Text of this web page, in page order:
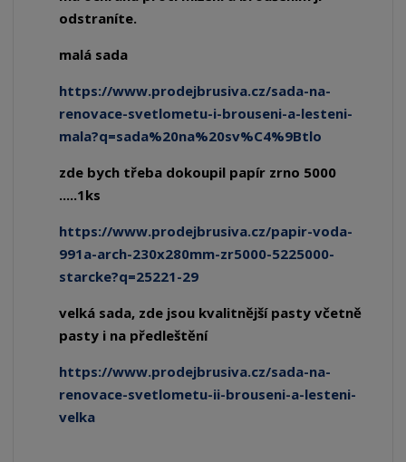
odstraníte.
malá sada
https://www.prodejbrusiva.cz/sada-na-
renovace-svetlometu-i-brouseni-a-lesteni-
mala?q=sada%20na%20sv%C4%9Btlo
zde bych třeba dokoupil papír zrno 5000
.....1ks
https://www.prodejbrusiva.cz/papir-voda-
991a-arch-230x280mm-zr5000-5225000-
starcke?q=25221-29
velká sada, zde jsou kvalitnější pasty včetně
pasty i na předleštění
https://www.prodejbrusiva.cz/sada-na-
renovace-svetlometu-ii-brouseni-a-lesteni-
velka